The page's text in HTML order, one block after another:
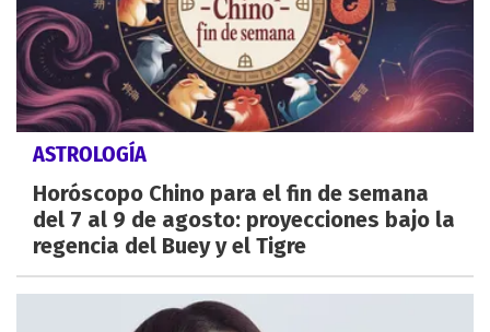
ASTROLOGÍA
Horóscopo Chino para el fin de semana
del 7 al 9 de agosto: proyecciones bajo la
regencia del Buey y el Tigre